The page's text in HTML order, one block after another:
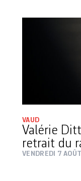
VAUD
Valérie
retrait du
VENDREDI 7